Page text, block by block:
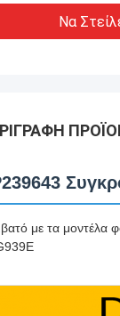
Να
με τα μοντέλα